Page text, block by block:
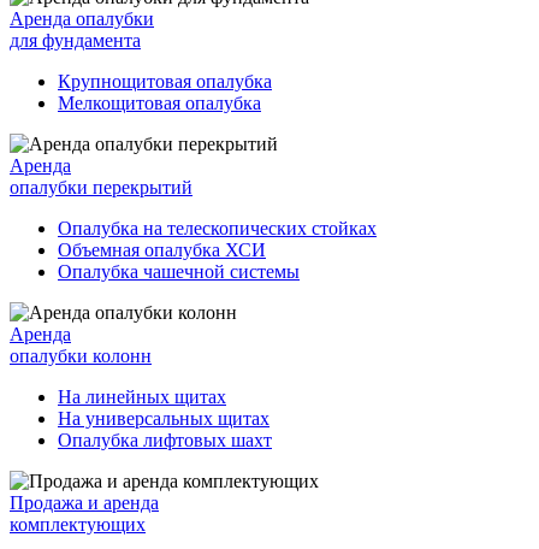
Аренда опалубки
для фундамента
Крупнощитовая опалубка
Мелкощитовая опалубка
Аренда
опалубки перекрытий
Опалубка на телескопических стойках
Объемная опалубка ХСИ
Опалубка чашечной системы
Аренда
опалубки колонн
На линейных щитах
На универсальных щитах
Опалубка лифтовых шахт
Продажа и аренда
комплектующих